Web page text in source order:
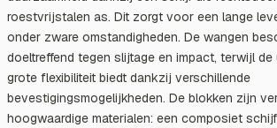
roestvrijstalen as. Dit zorgt voor een lange
onder zware omstandigheden. De wangen
doeltreffend tegen slijtage en impact, terwijl de
grote flexibiliteit biedt dankzij verschillende
bevestigingsmogelijkheden. De blokken zijn
hoogwaardige materialen: een composiet